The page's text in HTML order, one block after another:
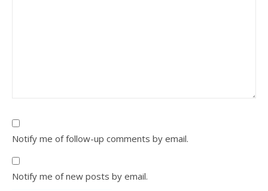
Notify me of follow-up comments by email.
Notify me of new posts by email.